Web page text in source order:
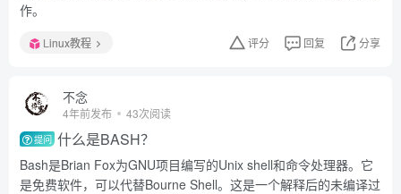
作。
Linux教程 评分 回复 分享
不念
4年前发布 43次阅读
提问 什么是BASH？
Bash是Brian Fox为GNU项目编写的Unix shell和命令处理器。它
是免费软件，可以代替Bourne Shell。这是一个解释后的未编译过